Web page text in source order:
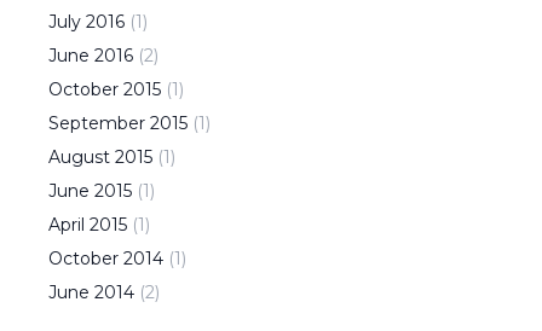
July 2016 (1)
June 2016 (2)
October 2015 (1)
September 2015 (1)
August 2015 (1)
June 2015 (1)
April 2015 (1)
October 2014 (1)
June 2014 (2)